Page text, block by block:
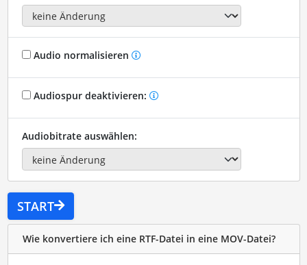
Audio normalisieren
Audiospur deaktivieren:
Audiobitrate auswählen:
START
Wie konvertiere ich eine RTF-Datei in eine MOV-Datei?